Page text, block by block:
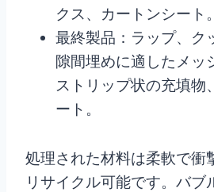
クス、カートンシート。
最終製品：ラップ、ク
隙間埋めに適したメッ
ストリップ状の充填物
ート。
処理された材料は柔軟で衝
リサイクル可能です。バブ